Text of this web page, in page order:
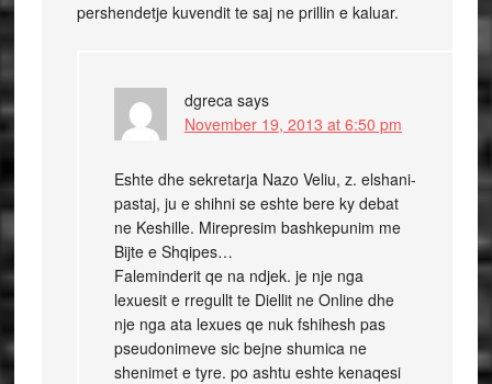
pershendetje kuvendit te saj ne prillin e kaluar.
dgreca says
November 19, 2013 at 6:50 pm
Eshte dhe sekretarja Nazo Veliu, z. elshani-
pastaj, ju e shihni se eshte bere ky debat
ne Keshille. Mirepresim bashkepunim me
Bijte e Shqipes…
Faleminderit qe na ndjek. je nje nga
lexuesit e rregullt te Diellit ne Online dhe
nje nga ata lexues qe nuk fshihesh pas
pseudonimeve sic bejne shumica ne
shenimet e tyre. po ashtu eshte kenaqesi